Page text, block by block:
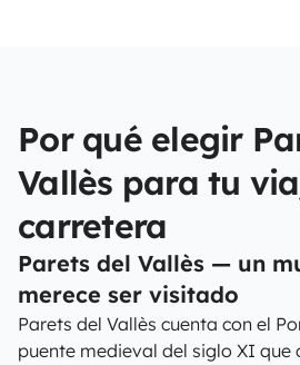
Por qué elegir
Vallès para tu
carretera
Parets del Vallès — un
merece ser visitado
Parets del Vallès cuenta con el
puente medieval del siglo XI que